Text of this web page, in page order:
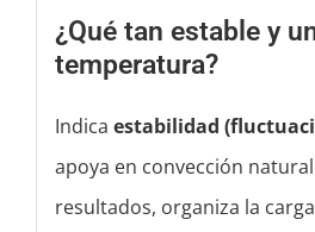
¿Qué tan estable y
temperatura?
Indicaestabilidad
apoya en convección
resultados, organiza la